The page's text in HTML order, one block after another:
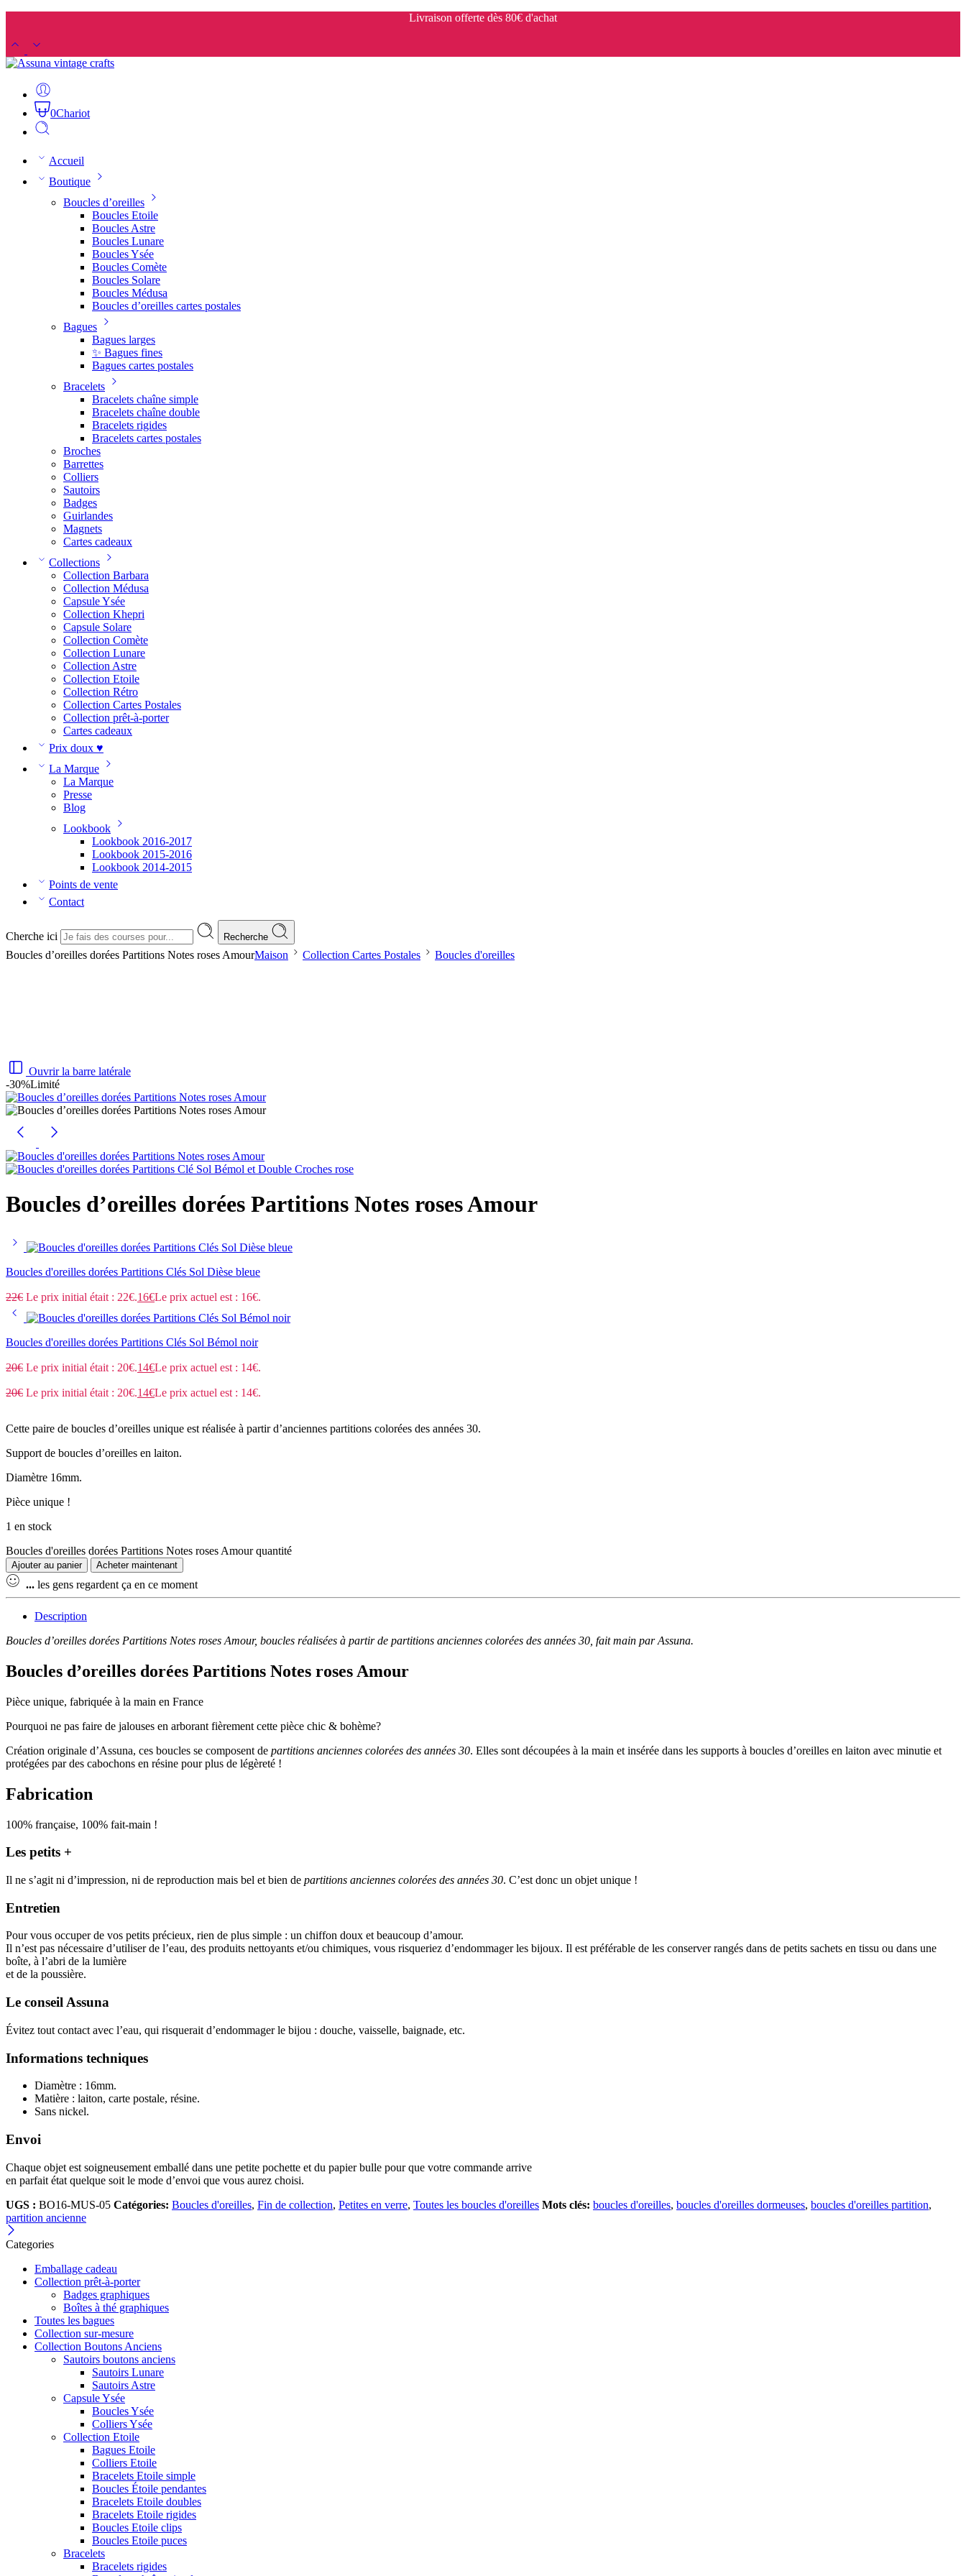
Livraison offerte dès 80€ d'achat
0Chariot
Accueil
Boutique
Boucles d’oreilles
Boucles Etoile
Boucles Astre
Boucles Lunare
Boucles Ysée
Boucles Comète
Boucles Solare
Boucles Médusa
Boucles d’oreilles cartes postales
Bagues
Bagues larges
✨ Bagues fines
Bagues cartes postales
Bracelets
Bracelets chaîne simple
Bracelets chaîne double
Bracelets rigides
Bracelets cartes postales
Broches
Barrettes
Colliers
Sautoirs
Badges
Guirlandes
Magnets
Cartes cadeaux
Collections
Collection Barbara
Collection Médusa
Capsule Ysée
Collection Khepri
Capsule Solare
Collection Comète
Collection Lunare
Collection Astre
Collection Etoile
Collection Rétro
Collection Cartes Postales
Collection prêt-à-porter
Cartes cadeaux
Prix doux ♥
La Marque
La Marque
Presse
Blog
Lookbook
Lookbook 2016-2017
Lookbook 2015-2016
Lookbook 2014-2015
Points de vente
Contact
Cherche ici Recherche
Boucles d’oreilles dorées Partitions Notes roses AmourMaison Collection Cartes Postales Boucles d'oreilles
Ouvrir la barre latérale
-30%Limité
Boucles d’oreilles dorées Partitions Notes roses Amour
Boucles d'oreilles dorées Partitions Clés Sol Dièse bleue
22€ Le prix initial était : 22€.16€Le prix actuel est : 16€.
Boucles d'oreilles dorées Partitions Clés Sol Bémol noir
20€ Le prix initial était : 20€.14€Le prix actuel est : 14€.
20€ Le prix initial était : 20€.14€Le prix actuel est : 14€.
Cette paire de boucles d’oreilles unique est réalisée à partir d’anciennes partitions colorées des années 30.
Support de boucles d’oreilles en laiton.
Diamètre 16mm.
Pièce unique !
1 en stock
Boucles d'oreilles dorées Partitions Notes roses Amour quantité
Ajouter au panier Acheter maintenant
... les gens regardent ça en ce moment
Description
Boucles d’oreilles dorées Partitions Notes roses Amour, boucles réalisées à partir de partitions anciennes colorées des années 30, fait main par Assuna.
Boucles d’oreilles dorées Partitions Notes roses Amour
Pièce unique, fabriquée à la main en France
Pourquoi ne pas faire de jalouses en arborant fièrement cette pièce chic & bohème?
Création originale d’Assuna, ces boucles se composent de partitions anciennes colorées des années 30. Elles sont découpées à la main et insérée dans les supports à boucles d’oreilles en laiton avec minutie et
protégées par des cabochons en résine pour plus de légèreté !
Fabrication
100% française, 100% fait-main !
Les petits +
Il ne s’agit ni d’impression, ni de reproduction mais bel et bien de partitions anciennes colorées des années 30. C’est donc un objet unique !
Entretien
Pour vous occuper de vos petits précieux, rien de plus simple : un chiffon doux et beaucoup d’amour.
Il n’est pas nécessaire d’utiliser de l’eau, des produits nettoyants et/ou chimiques, vous risqueriez d’endommager les bijoux. Il est préférable de les conserver rangés dans de petits sachets en tissu ou dans une
boîte, à l’abri de la lumière
et de la poussière.
Le conseil Assuna
Évitez tout contact avec l’eau, qui risquerait d’endommager le bijou : douche, vaisselle, baignade, etc.
Informations techniques
Diamètre : 16mm.
Matière : laiton, carte postale, résine.
Sans nickel.
Envoi
Chaque objet est soigneusement emballé dans une petite pochette et du papier bulle pour que votre commande arrive
en parfait état quelque soit le mode d’envoi que vous aurez choisi.
UGS : BO16-MUS-05 Catégories: Boucles d'oreilles, Fin de collection, Petites en verre, Toutes les boucles d'oreilles Mots clés: boucles d'oreilles, boucles d'oreilles dormeuses, boucles d'oreilles partition,
partition ancienne
Categories
Emballage cadeau
Collection prêt-à-porter
Badges graphiques
Boîtes à thé graphiques
Toutes les bagues
Collection sur-mesure
Collection Boutons Anciens
Sautoirs boutons anciens
Sautoirs Lunare
Sautoirs Astre
Capsule Ysée
Boucles Ysée
Colliers Ysée
Collection Etoile
Bagues Etoile
Colliers Etoile
Bracelets Etoile simple
Boucles Étoile pendantes
Bracelets Etoile doubles
Bracelets Etoile rigides
Boucles Etoile clips
Boucles Etoile puces
Bracelets
Bracelets rigides